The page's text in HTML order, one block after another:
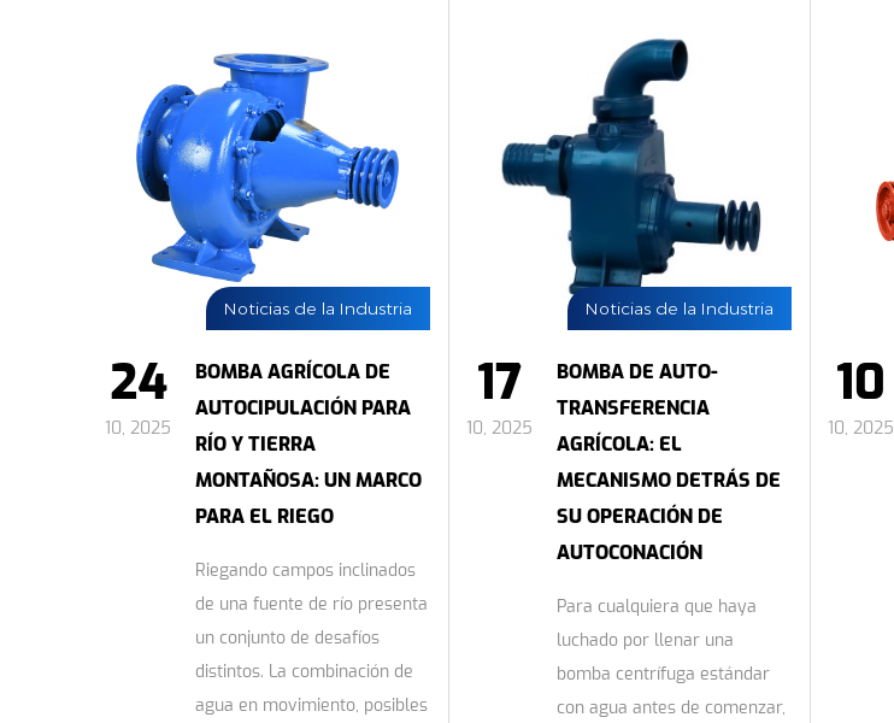
Noticias de la Industria
24
10, 2025
BOMBA AGRÍCOLA DE
AUTOCIPULACIÓN PARA
RÍO Y TIERRA
MONTAÑOSA: UN MARCO
PARA EL RIEGO
Riegando campos inclinados
de una fuente de río presenta
un conjunto de desafíos
distintos. La combinación de
agua en movimiento, posibles
Noticias de la Industria
17
10, 2025
BOMBA DE AUTO-
TRANSFERENCIA
AGRÍCOLA: EL
MECANISMO DETRÁS DE
SU OPERACIÓN DE
AUTOCONACIÓN
Para cualquiera que haya
luchado por llenar una
bomba centrífuga estándar
con agua antes de comenzar,
10
10, 2025